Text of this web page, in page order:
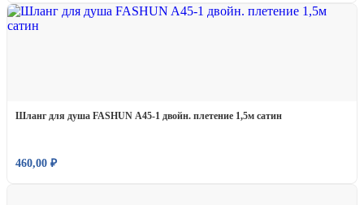
Шланг для душа FASHUN A45-1 двойн. плетение 1,5м сатин
460,00 ₽